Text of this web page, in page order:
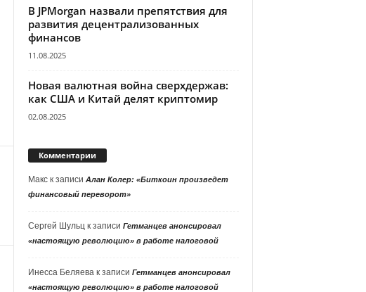
В JPMorgan назвали препятствия для
развития децентрализованных
финансов
11.08.2025
Новая валютная война сверхдержав:
как США и Китай делят криптомир
02.08.2025
Комментарии
Макск записи Алан Колер: «Биткоин произведет
финансовый переворот»
Сергей Шульцк записи Гетманцев анонсировал
«настоящую революцию» в работе налоговой
Инесса Беляевак записи Гетманцев анонсировал
«настоящую революцию» в работе налоговой